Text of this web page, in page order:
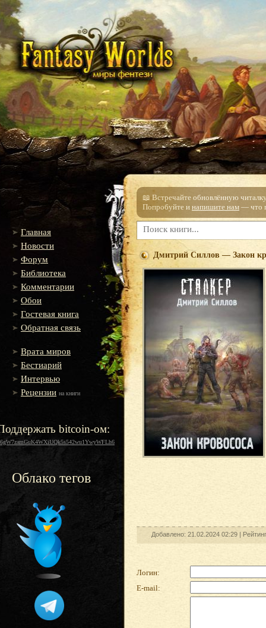
Главная
Новости
Форум
Библиотека
Комментарии
Обои
Гостевая книга
Обратная связь
Врата миров
Бестиарий
Интервью
Рецензии на книги
bitcoin-ом:
Облако тегов
📖 Встречайте обновлённую
Попробуйте и напишите нам — что
Дмитрий Силлов — Закон
Добавлено: 21.02.2024 02:29 |
Логин:
E-mail: